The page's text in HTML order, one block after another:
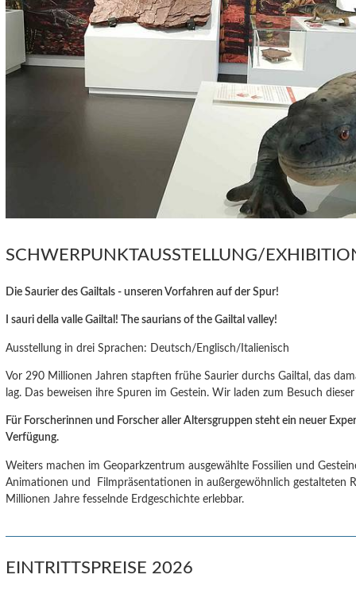
SCHWERPUNKTAUSSTELLUNG/
Die Saurier des Gailtals - unseren Vorfahren auf der Spur!
I sauri della valle Gailtal! The saurians of the Gailtal valley!
Ausstellung in drei Sprachen: Deutsch/Englisch/Italienisch
Vor 290 Millionen Jahren stapften frühe Saurier durchs Gailtal, das
lag. Das beweisen ihre Spuren im Gestein. Wir laden zum Besuch
Für Forscherinnen und Forscher aller Altersgruppen steht ein neuer
Verfügung.
Weiters machen im Geoparkzentrum ausgewählte Fossilien und
Animationen und Filmpräsentationen in außergewöhnlich gestalteten
Millionen Jahre fesselnde Erdgeschichte erlebbar.
EINTRITTSPREISE 2026